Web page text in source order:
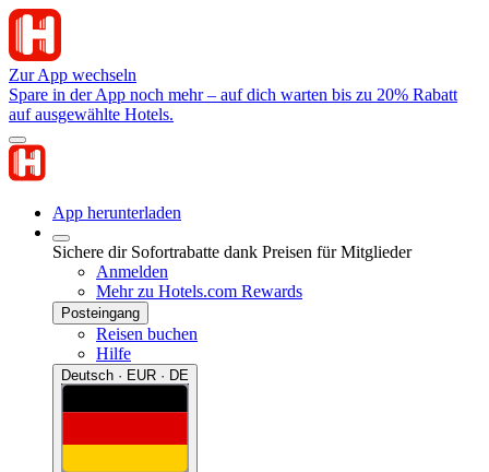
Zur App wechseln
Spare in der App noch mehr – auf dich warten bis zu 20% Rabatt
auf ausgewählte Hotels.
App herunterladen
Sichere dir Sofortrabatte dank Preisen für Mitglieder
Anmelden
Mehr zu Hotels.com Rewards
Posteingang
Reisen buchen
Hilfe
Deutsch · EUR · DE